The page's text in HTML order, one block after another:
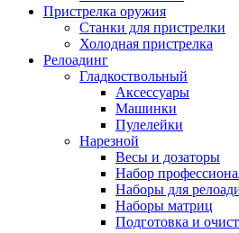
Пристрелка оружия
Станки для пристрелки
Холодная пристрелка
Релоадинг
Гладкоствольный
Аксессуары
Машинки
Пулелейки
Нарезной
Весы и дозаторы
Набор
Наборы для
Наборы матриц
Подготовка и